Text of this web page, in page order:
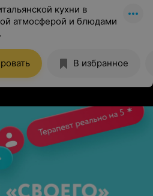
кухни в
атмосферой и блюдами
В избранное